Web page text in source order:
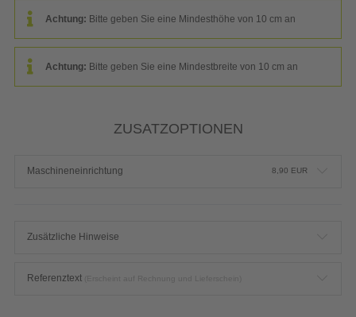
Achtung: Bitte geben Sie eine Mindesthöhe von 10 cm an
Achtung: Bitte geben Sie eine Mindestbreite von 10 cm an
ZUSATZOPTIONEN
Maschineneinrichtung 8,90 EUR
Zusätzliche Hinweise
Referenztext